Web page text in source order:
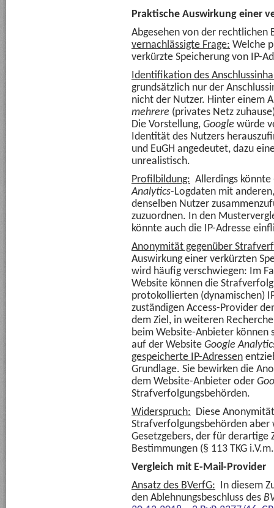
Praktische Auswirkung einer
Abgesehen von der rechtlichen
vernachlässigte Frage: Welche
verkürzte Speicherung von IP-
Identifikation des
grundsätzlich nur der
nicht der Nutzer. Hinter einem
mehrere (privates Netz
Die Vorstellung, Google würde
Identität des Nutzers
und EuGH angedeutet, dazu
unrealistisch.
Profilbildung: Allerdings könnte
Analytics-Logdaten mit
denselben Nutzer
zuzuordnen. In den
könnte auch die IP-Adresse
Anonymität gegenüber
Auswirkung einer verkürzten
wird häufig verschwiegen: Im
Website können die
protokollierten (dynamischen)
zuständigen Access-Provider
dem Ziel, in weiteren
beim Website-Anbieter können
auf der Website Google
gespeicherte IP-Adressen
Grundlage. Sie bewirken die
dem Website-Anbieter oder
Strafverfolgungsbehörden.
Widerspruch: Diese
Strafverfolgungsbehörden
Gesetzgebers, der für derartige
Bestimmungen (§ 113 TKG
Vergleich mit E-Mail-Provider
Ansatz des BVerfG: In diesem
den Ablehnungsbeschluss des